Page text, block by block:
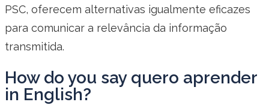
PSC, oferecem alternativas igualmente eficazes
para comunicar a relevância da informação
transmitida.
How do you say quero aprender
in English?